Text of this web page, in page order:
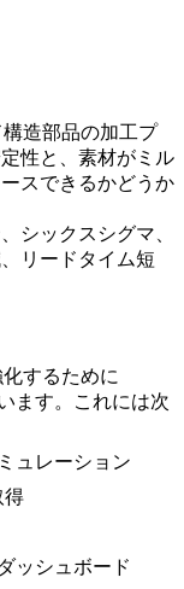
造部品の加工プ
性と、素材がミル
スできるかどうか
シックスシグマ、
リードタイム短
するために
ます。これには次
ュレーション
得
ッシュボード